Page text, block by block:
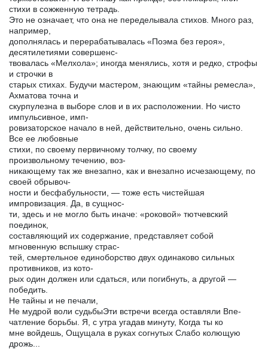
стихи в сожженную тетрадь.
Это не означает, что она не переделывала стихов. Много раз,
например,
дополнялась и перерабатывалась «Поэма без героя»,
десятилетиями совершенс-
твовалась «Мелхола»; иногда менялись, хотя и редко, строфы
и строчки в
старых стихах. Будучи мастером, знающим «тайны ремесла»,
Ахматова точна и
скурпулезна в выборе слов и в их расположении. Но чисто
импульсивное, имп-
ровизаторское начало в ней, действительно, очень сильно.
Все ее любовные
стихи, по своему первичному толчку, по своему
произвольному течению, воз-
никающему так же внезапно, как и внезапно исчезающему, по
своей обрывоч-
ности и бесфабульности, — тоже есть чистейшая
импровизация. Да, в сущнос-
ти, здесь и не могло быть иначе: «роковой» тютчевский
поединок,
составляющий их содержание, представляет собой
мгновенную вспышку страс-
тей, смертельное единоборство двух одинаково сильных
противников, из кото-
рых один должен или сдаться, или погибнуть, а другой —
победить.
Не тайны и не печали,
Не мудрой воли судьбыЭти встречи всегда оставляли Впе-
чатление борьбы. Я, с утра угадав минуту, Когда ты ко
мне войдешь, Ощущала в руках согнутых Слабо колющую
дрожь...